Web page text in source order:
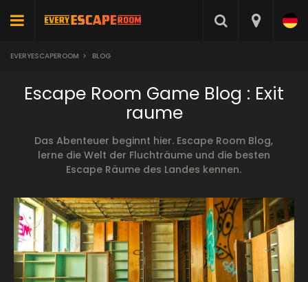
EVERYESCAPEROOM > BLOG
Escape Room Game Blog : Exit
raume
Das Abenteuer beginnt hier. Escape Room Blog,
lerne die Welt der Fluchträume und die besten
Escape Räume des Landes kennen.